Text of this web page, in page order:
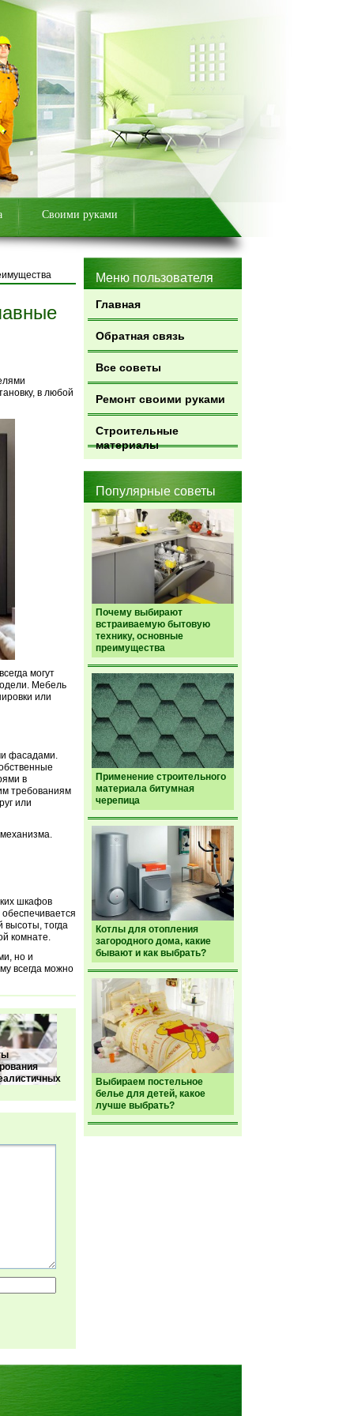
Своими руками
Меню пользователя
Главная
Обратная связь
Все советы
Ремонт своими руками
Строительные
материалы
Популярные советы
Почему выбирают
встраиваемую бытовую
технику, основные
преимущества
Применение строительного
материала битумная
черепица
Котлы для отопления
загородного дома, какие
бывают и как выбрать?
Выбираем постельное
белье для детей, какое
лучше выбрать?
в любой
могут
Мебель
или
фасадами.
в
требованиям
или
шкафов
тогда
комнате.
но и
всегда можно